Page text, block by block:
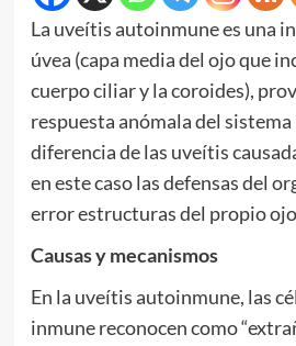
La uveítis autoinmune es una
úvea (capa media del ojo que
cuerpo ciliar y la coroides),
respuesta anómala del
diferencia de las uveítis
en este caso las defensas del
error estructuras del propio
Causas y mecanismos
En la uveítis autoinmune, las
inmune reconocen como